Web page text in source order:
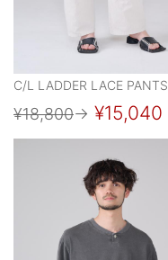
C/L LADDER LACE PANTS
¥18,800→ ¥15,040